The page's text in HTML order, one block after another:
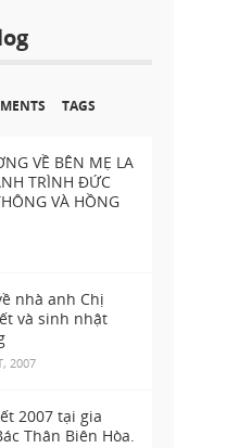
TAGS
VỀ BÊN MẸ LA
TRÌNH ĐỨC
VÀ HỒNG
nhà anh Chị
và sinh nhật
2007
2007 tại gia
Thân Biên Hòa.